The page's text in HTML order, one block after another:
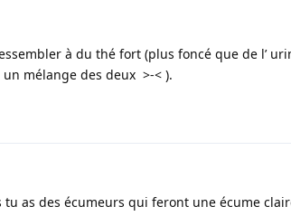
à du thé fort (plus foncé que de l’
mélange des deux >-< ).
as des écumeurs qui feront une écume